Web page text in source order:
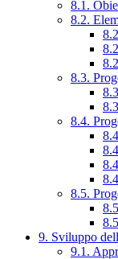
8.1.
8.2.
8.3.
8.4.
8.5.
9. Sviluppo
9.1.